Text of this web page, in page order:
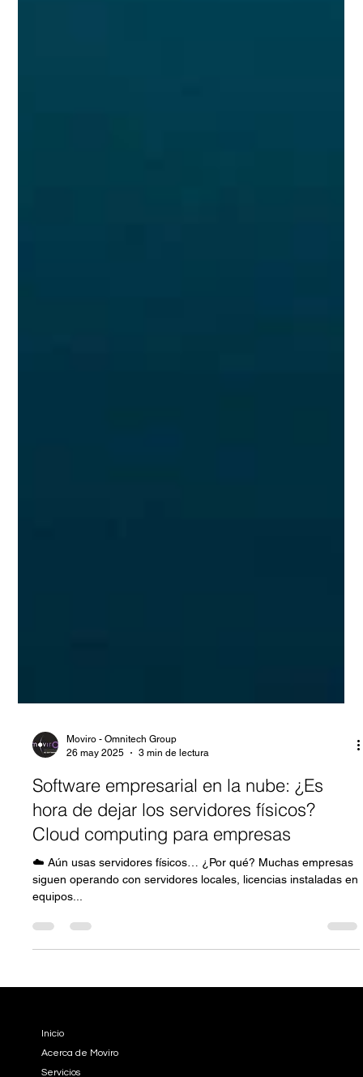
Moviro - Omnitech Group
26 may 2025
3 min de lectura
Software empresarial en la nube: ¿Es
hora de dejar los servidores físicos?
Cloud computing para empresas
☁️ Aún usas servidores físicos… ¿Por qué? Muchas empresas
EMPRESA